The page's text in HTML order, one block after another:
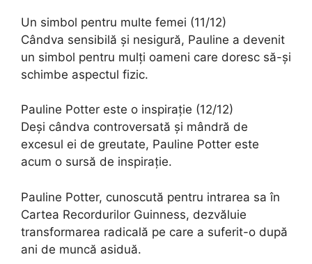
Un simbol pentru multe femei (11/12)
Cândva sensibilă și nesigură, Pauline a devenit
un simbol pentru mulți oameni care doresc să-și
schimbe aspectul fizic.
Pauline Potter este o inspirație (12/12)
Deși cândva controversată și mândră de
excesul ei de greutate, Pauline Potter este
acum o sursă de inspirație.
Pauline Potter, cunoscută pentru intrarea sa în
Cartea Recordurilor Guinness, dezvăluie
transformarea radicală pe care a suferit-o după
ani de muncă asiduă.